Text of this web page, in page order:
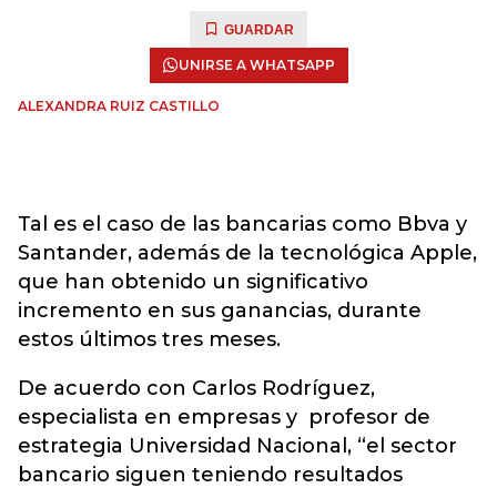
GUARDAR
UNIRSE A WHATSAPP
ALEXANDRA RUIZ CASTILLO
Tal es el caso de las bancarias como Bbva y
Santander, además de la tecnológica Apple,
que han obtenido un significativo
incremento en sus ganancias, durante
estos últimos tres meses.
De acuerdo con Carlos Rodríguez,
especialista en empresas y profesor de
estrategia Universidad Nacional, “el sector
bancario siguen teniendo resultados